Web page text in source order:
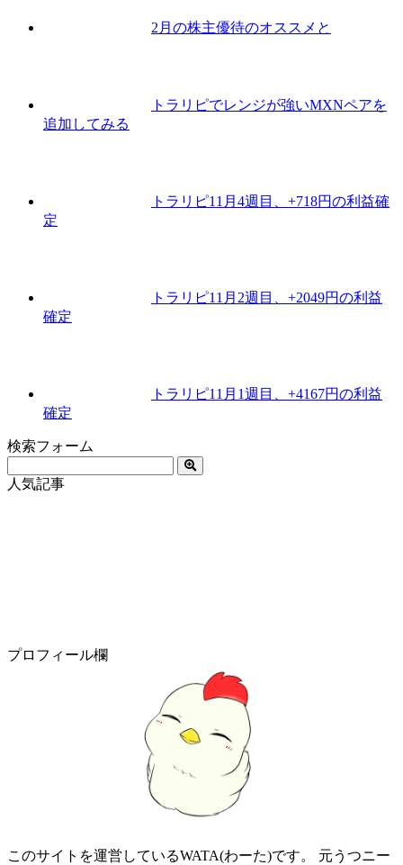
2月の株主優待のオススメと
トラリピでレンジが強いMXNペアを
追加してみる
トラリピ11月4週目、+718円の利益確
定
トラリピ11月2週目、+2049円の利益
確定
トラリピ11月1週目、+4167円の利益
確定
検索フォーム
人気記事
プロフィール欄
このサイトを運営しているWATA(わーた)です。 元うつニー